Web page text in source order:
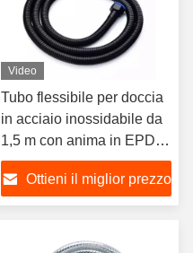
Video
Tubo flessibile per doccia
in acciaio inossidabile da
1,5 m con anima in EPDM
per un design moderno del
bagnoOttieni il miglior prezzo